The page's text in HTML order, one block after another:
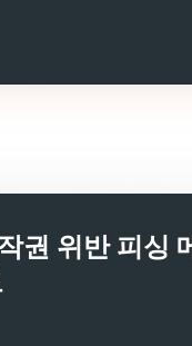
권 위반 피싱